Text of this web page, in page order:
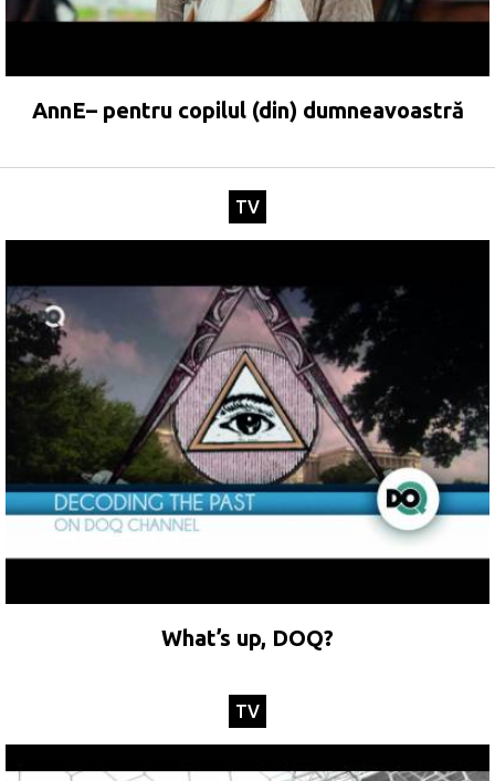
AnnE– pentru copilul (din) dumneavoastră
TV
What’s up, DOQ?
TV